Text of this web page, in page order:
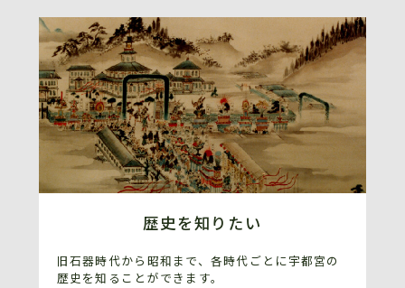
歴史を知りたい
旧石器時代から昭和まで、各時代ごとに宇都宮の
歴史を知ることができます。